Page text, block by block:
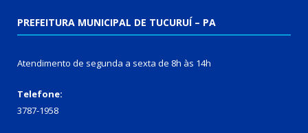
PREFEITURA MUNICIPAL DE TUCURUÍ – PA
Atendimento de segunda a sexta de 8h às 14h
Telefone:
3787-1958